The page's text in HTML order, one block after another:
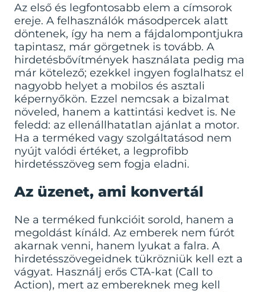
Az első és legfontosabb elem a címsorok
ereje. A felhasználók másodpercek alatt
döntenek, így ha nem a fájdalompontjukra
tapintasz, már görgetnek is tovább. A
hirdetésbővítmények használata pedig ma
már kötelező; ezekkel ingyen foglalhatsz el
nagyobb helyet a mobilos és asztali
képernyőkön. Ezzel nemcsak a bizalmat
növeled, hanem a kattintási kedvet is. Ne
feledd: az ellenállhatatlan ajánlat a motor.
Ha a terméked vagy szolgáltatásod nem
nyújt valódi értéket, a legprofibb
hirdetésszöveg sem fogja eladni.
Az üzenet, ami konvertál
Ne a terméked funkcióit sorold, hanem a
megoldást kínáld. Az emberek nem fúrót
akarnak venni, hanem lyukat a falra. A
hirdetésszövegeidnek tükrözniük kell ezt a
vágyat. Használj erős CTA-kat (Call to
Action), mert az embereknek meg kell